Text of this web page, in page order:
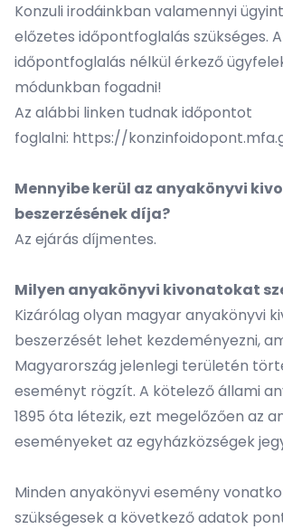
Konzuli irodáinkban valamennyi
előzetes időpontfoglalás szükséges.
időpontfoglalás nélkül érkező
módunkban fogadni!
Az alábbi linken tudnak időpontot
foglalni: https://
Mennyibe kerül az anyakönyvi
beszerzésének díja?
Az ejárás díjmentes.
Milyen anyakönyvi kivonatokat
Kizárólag olyan magyar anyakönyvi
beszerzését lehet kezdeményezni,
Magyarország jelenlegi területén
eseményt rögzít. A kötelező állami
1895 óta létezik, ezt megelőzően az
eseményeket az egyházközségek
Minden anyakönyvi esemény
szükségesek a következő adatok